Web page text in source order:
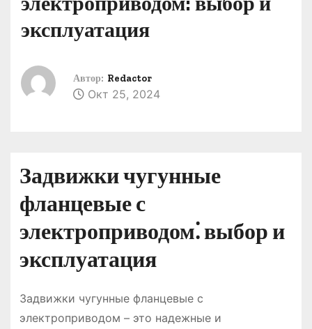
эксплуатация
Автор: Redactor
Окт 25, 2024
Задвижки чугунные
фланцевые с
электроприводом⁚ выбор и
эксплуатация
Задвижки чугунные фланцевые с
электроприводом – это надежные и